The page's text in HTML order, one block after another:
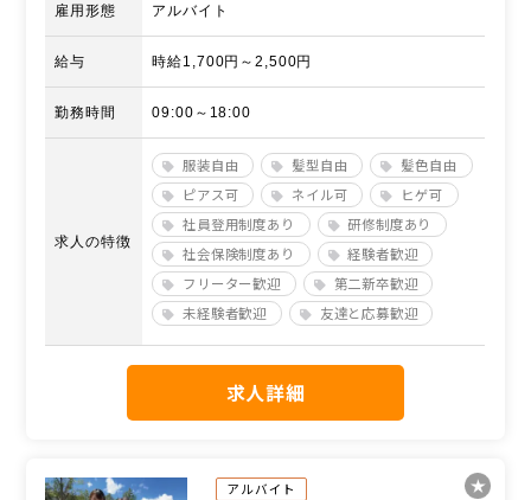
雇用形態 アルバイト
給与 時給1,700円～2,500円
勤務時間 09:00～18:00
求人の特徴
服装自由 髪型自由
髪色自由
ピアス可
ネイル可
ヒゲ可
社員登用制度あり
研修制度あり
社会保険制度あり
経験者歓迎
フリーター歓迎
第二新卒歓迎
未経験者歓迎
友達と応募歓迎
求人詳細
アルバイト